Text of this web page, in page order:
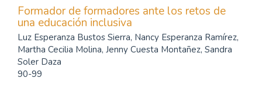
Formador de formadores ante los retos de
una educación inclusiva
Luz Esperanza Bustos Sierra, Nancy Esperanza Ramírez,
Martha Cecilia Molina, Jenny Cuesta Montañez, Sandra
Soler Daza
90-99